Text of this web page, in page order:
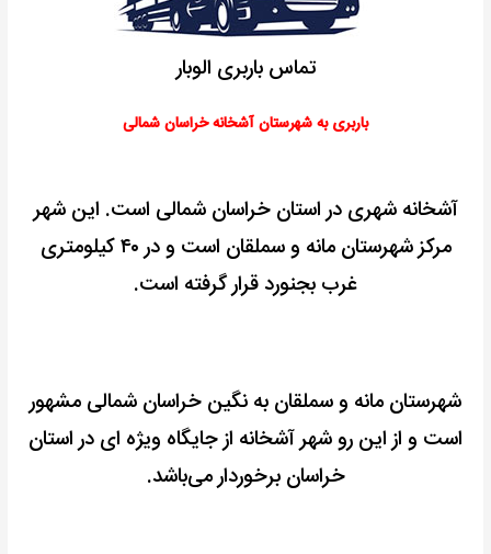
تماس باربری الوبار
باربری به شهرستان آشخانه خراسان شمالی
آشخانه شهری در استان خراسان شمالی است. این شهر
مرکز شهرستان مانه و سملقان است و در ۴۰ کیلومتری
غرب بجنورد قرار گرفته است.
شهرستان مانه و سملقان به نگین خراسان شمالی مشهور
است و از این رو شهر آشخانه از جایگاه ویژه‌ ای در استان
خراسان برخوردار می‌باشد.